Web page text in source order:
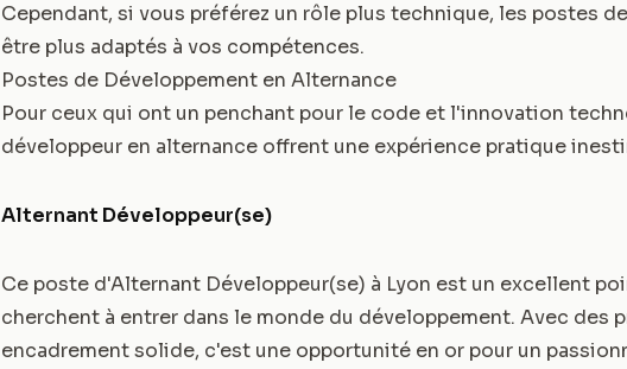
Cependant, si vous préférez un rôle plus technique, les postes
être plus adaptés à vos compétences.
Postes de Développement en Alternance
Pour ceux qui ont un penchant pour le code et l'innovation
développeur en alternance offrent une expérience pratique
Alternant Développeur(se)
Ce poste d'Alternant Développeur(se) à Lyon est un excellent
cherchent à entrer dans le monde du développement. Avec des
encadrement solide, c'est une opportunité en or pour un